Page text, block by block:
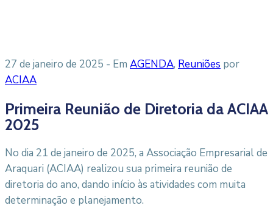
27 de janeiro de 2025 - Em AGENDA‚ Reuniões por
ACIAA
Primeira Reunião de Diretoria da ACIAA
2025
No dia 21 de janeiro de 2025, a Associação Empresarial de
Araquari (ACIAA) realizou sua primeira reunião de
diretoria do ano, dando início às atividades com muita
determinação e planejamento.